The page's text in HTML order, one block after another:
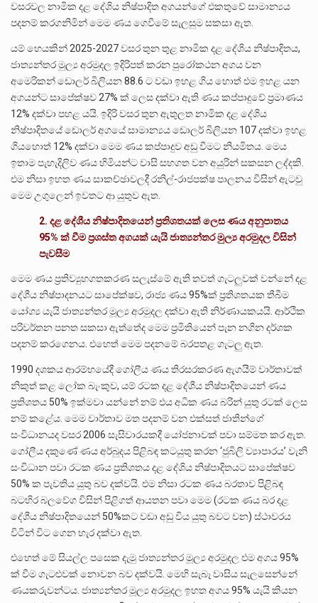
වසරවල නාමික දළ දේශිය නිෂ්පාදිත අගයන්ගේ එකතුවේ සාමාන්‍යය
පදනම් කරගනිමින් මෙම ණය ගෙවීමේ සැලසුම සකසා ඇත.
යම් හෙයකින් 2025-2027 වසර තුන තුළ නාමික දළ දේශිය නිෂ්පාදිතය,
ජාත්‍යන්තර මුල්‍ය අරමුදල ඉදිරිපත් කරන පුරෝකථන අගය වන
අමෙරිකන් ඩොලර් බිලියන 88.6 ට වඩා ඉහළ ගිය හොත් එම ඉහළ යන
අගයන්ට සාපේක්ෂව 27% ක් ලෙස දක්වා ඇති ණය කප්පාදුවේ ප්‍රමාණය
12% දක්වා පහළ යයි. ඉදිරි වසර තුන ඇතුලත නාමික දළ දේශිය
නිෂ්පාදිතයේ ඩොලර් අගයේ සාමාන්‍යය ඩොලර් බිලියන 107 දක්වා ඉහළ
ගියහොත් 12% දක්වා මෙම ණය කප්පාදුව අඩු වීමට නියමිතය. මෙය
ඉතාම පැහැදිලිව ණය හිමියන්ට වාසි සහගත වන අයුරින් සකසන ලද්දකි.
එම නිසා ඉහත ණය සාකච්ඡාවලදී රනිල්-රාජපක්ෂ පාලනය විසින් ඇටවු
මෙම උගුලෙන් ඉවතට ආ යුතුව ඇත.
2. දළ දේශීය නිෂ්පාදිතයෙන් ප්‍රතිශතයක් ලෙස ණය අනුපාතය
95% ක් වීම ප්‍රශස්ත අගයක් යැයි ජාත්‍යන්තර මුල්‍ය අරමුදල විසින්
පැවසීම
මෙම ණය ප්‍රතිව්‍යුහගතකරණ සලැස්මේ ඇති තවත් ගැටලුවක් වන්නේ දළ
දේශීය නිෂ්පාදනයට සාපේක්ෂව, රාජ්‍ය ණය 95%ක් ප්‍රතිශතයක තීබීම
යෝග්‍ය යැයි ජාත්‍යන්තර මූල්‍ය අරමුදල දක්වා ඇති නිර්ණායකයයි. ආර්ථික
පරිවර්තන පනත සකසා ඇත්තේද මෙම ප්‍රමිතියෙන් පැන නගින දර්ශක
පදනම් කරගෙනය. එහෙත් මෙම පදනමේ බරපතළ ගැටලු ඇත.
1990 දශකය ආරම්භයේදී ගෝලීය ණය තිරසරකරණ ඇගයීම් වාර්තාවක්
නිකුත් කළ ලෝක බැංකුව, යම් රටක දළ දේශීය නිෂ්පාදිතයෙන් ණය
ප්‍රතිශතය 50% ඉක්මවා යන්නේ නම් එය අධික ණය බරින් යුතු රටක් ලෙස
නම් කළේය. මෙම වාර්තාව මත පදනම් වන එක්සත් ජාතින්ගේ
සංවිධානයද වසර 2006 සැසිවාරයකදී යෝජනාවක් පවා සම්මත කර ඇත.
ගෝලීය දකුණේ ණය අර්බුදය පිළිබඳ කටයුතු කරන ‘ජුබිලි ව්‍යාපාරය’ වැනි
සංවිධාන පවා රටක ණය ප්‍රතිශතය දළ දේශිය නිෂ්පාදිතයට සාපේක්ෂව
50% ක පැවතිය යුතු බව දක්වයි. එම නිසා රටක ණය බරතාව පිළිබඳ
බටහිර බලවේග විසින් පිළිගත් ආයතන පවා මෙම (රටක ණය බර දළ
දේශීය නිෂ්පාදිතයෙන් 50%කට වඩා අඩු විය යුතු බවට වන) ස්ථාවරය
විටින් විට ගෙන හැර දක්වා ඇත.
එහෙත් මේ සියල්ල පසෙක දැමු ජාත්‍යන්තර මූල්‍ය අරමුදල එම අගය 95%
ක් වීම ගැටළුවක් නොවන බව දක්වයි. මෙහි සැබෑ වාසිය සැලසෙන්නේ
ණයකරුවන්ටය. ජාත්‍යන්තර මූල්‍ය අරමුදල ඉහත අගය 95% යැයි කියන